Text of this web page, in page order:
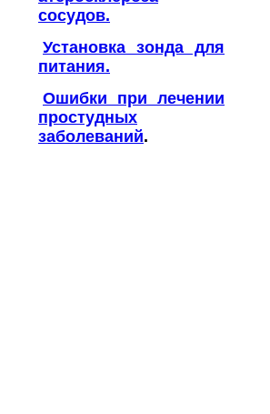
сосудов.
Установка зонда для
питания.
Ошибки при лечении
простудных
заболеваний.